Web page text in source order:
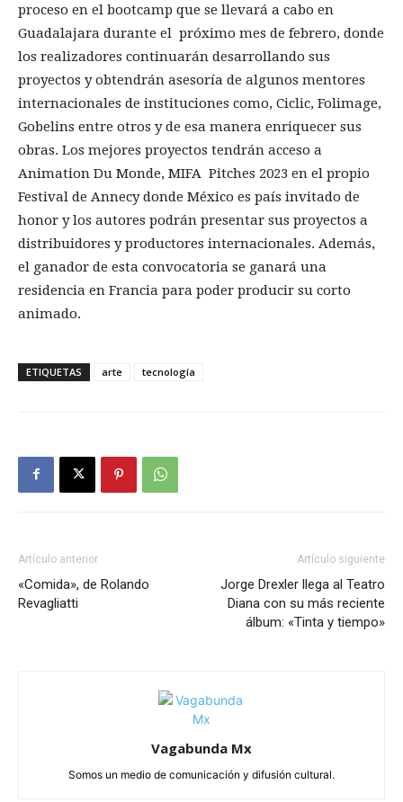
proceso en el bootcamp que se llevará a cabo en
Guadalajara durante el próximo mes de febrero, donde
los realizadores continuarán desarrollando sus
proyectos y obtendrán asesoría de algunos mentores
internacionales de instituciones como, Ciclic, Folimage,
Gobelins entre otros y de esa manera enriquecer sus
obras. Los mejores proyectos tendrán acceso a
Animation Du Monde, MIFA Pitches 2023 en el propio
Festival de Annecy donde México es país invitado de
honor y los autores podrán presentar sus proyectos a
distribuidores y productores internacionales. Además,
el ganador de esta convocatoria se ganará una
residencia en Francia para poder producir su corto
animado.
ETIQUETAS arte tecnología
Artículo anterior
«Comida», de Rolando
Revagliatti
Artículo siguiente
Jorge Drexler llega al Teatro
Diana con su más reciente
álbum: «Tinta y tiempo»
Vagabunda Mx
Somos un medio de comunicación y difusión cultural.